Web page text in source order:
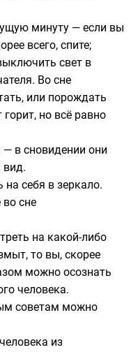
минуту — если вы
всего, спите;
свет в
Во сне
или порождать
но всё равно
— в сновидении они
вид.
себя в зеркало.
сне
на какой-либо
то вы, скорее
можно осознать
человека.
советам можно
из